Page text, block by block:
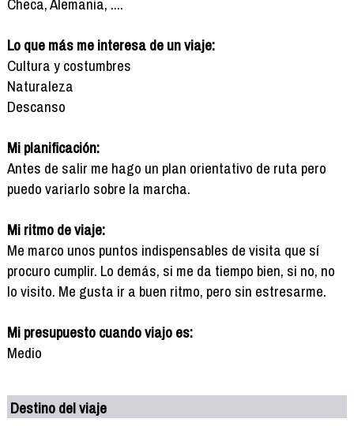
Lo que más me interesa de un viaje:
Cultura y costumbres
Naturaleza
Descanso
Mi planificación:
Antes de salir me hago un plan orientativo de ruta pero
puedo variarlo sobre la marcha.
Mi ritmo de viaje:
Me marco unos puntos indispensables de visita que sí
procuro cumplir. Lo demás, si me da tiempo bien, si no, no
lo visito. Me gusta ir a buen ritmo, pero sin estresarme.
Mi presupuesto cuando viajo es:
Medio
Destino del viaje